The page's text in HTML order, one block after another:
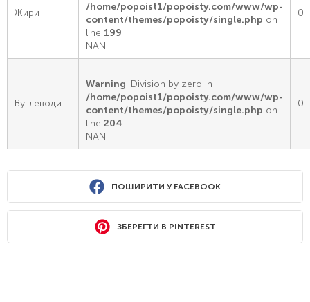
Жири
/home/popoist1/popoisty.com/www/wp-
content/themes/popoisty/single.php on
line 199
NAN
0
Вуглеводи
Warning: Division by zero in
/home/popoist1/popoisty.com/www/wp-
content/themes/popoisty/single.php on
line 204
NAN
0
ПОШИРИТИ У FACEBOOK
ЗБЕРЕГТИ В PINTEREST